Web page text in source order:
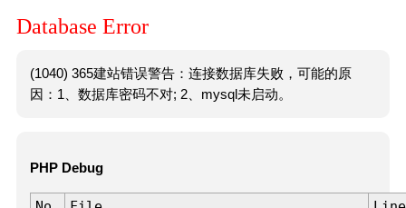
Database Error
(1040) 365建站错误警告：连接数据库失败，可能的原
因：1、数据库密码不对; 2、mysql未启动。
PHP Debug